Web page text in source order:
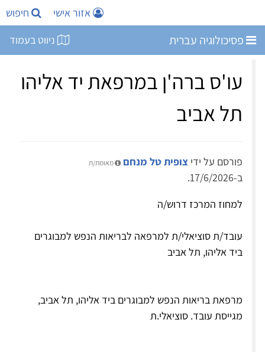
אזור אישי חיפוש
פסיכולוגיה עברית ניווט בעמוד
עו'ס ברה'ן במרפאת יד אליהו
תל אביב
פורסם על ידי צופית טל מנחם מאומת/ת
ב-17/6/2026.
למחוז המרכז דרוש/ה
עובד/ת סוציאלי/ת למרפאה לבריאות הנפש למבוגרים
ביד אליהו, תל אביב
מרפאת בריאות הנפש למבוגרים ביד אליהו, תל אביב,
מגייסת עובד. סוציאלי.ת